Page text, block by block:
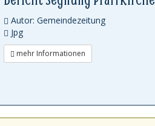
Autor: Gemeindezeitung
Jpg
mehr Informationen